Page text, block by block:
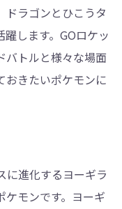
ドラゴンとひこうタ
します。GOロケッ
バトルと様々な場面
おきたいポケモンに
に進化するヨーギラ
ケモンです。ヨーギ